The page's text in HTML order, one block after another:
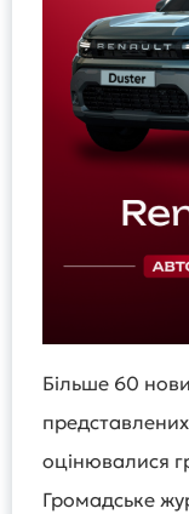
Більше 60
оцінювалися
Громадське